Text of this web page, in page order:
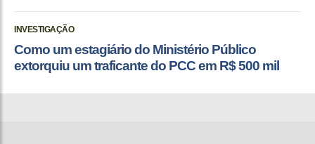
INVESTIGAÇÃO
Como um estagiário do Ministério Público
extorquiu um traficante do PCC em R$ 500 mil